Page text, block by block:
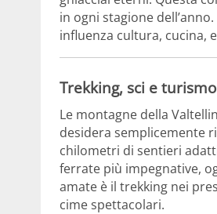
in ogni stagione
influenza cultura, cucina,
Trekking, sci e
Le montagne della
desidera semplicemente
chilometri di sentieri
ferrate più impegnative,
amate è il trekking nei
cime spettacolari.